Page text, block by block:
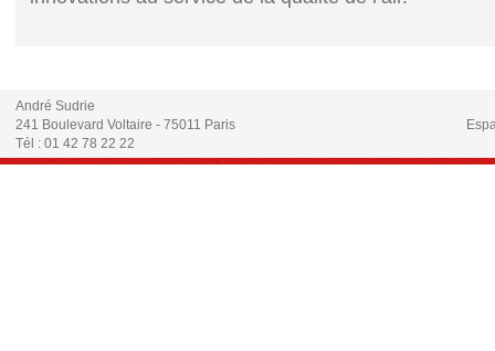
André Sudrie
241 Boulevard Voltaire - 75011 Paris
Tél : 01 42 78 22 22